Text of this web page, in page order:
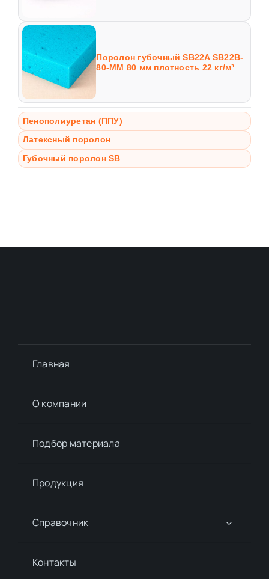
Поролон губочный SB22A SB22B-
80-MM 80 мм плотность 22 кг/м³
Пенополиуретан (ППУ)
Латексный поролон
Губочный поролон SB
Главная
О компании
Подбор материалa
Продукция
Справочник
Контакты